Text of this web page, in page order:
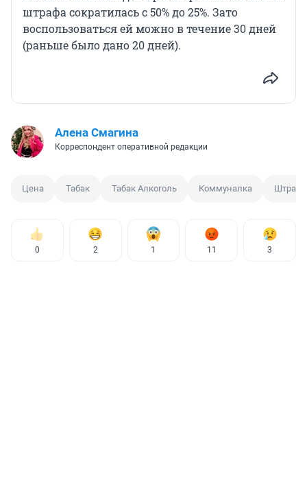
штрафа сократилась с 50% до 25%. Зато
воспользоваться ей можно в течение 30 дней
(раньше было дано 20 дней).
Алена Смагина
Корреспондент оперативной редакции
Цена Табак Табак Алкоголь Коммуналка Штраф
0 2 1 11 3